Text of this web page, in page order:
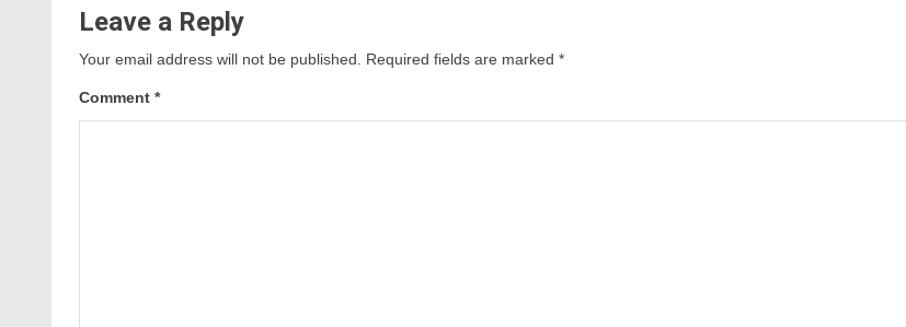
Leave a Reply
Your email address will not be published. Required fields are marked *
Comment *